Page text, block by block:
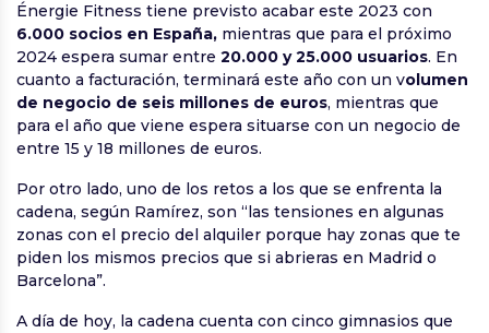
Énergie Fitness tiene previsto acabar este 2023 con
6.000 socios en España, mientras que para el próximo
2024 espera sumar entre 20.000 y 25.000 usuarios. En
cuanto a facturación, terminará este año con un volumen
de negocio de seis millones de euros, mientras que
para el año que viene espera situarse con un negocio de
entre 15 y 18 millones de euros.
Por otro lado, uno de los retos a los que se enfrenta la
cadena, según Ramírez, son “las tensiones en algunas
zonas con el precio del alquiler porque hay zonas que te
piden los mismos precios que si abrieras en Madrid o
Barcelona”.
A día de hoy, la cadena cuenta con cinco gimnasios que